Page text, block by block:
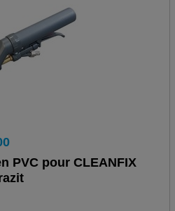
PVC pour CLEANFIX